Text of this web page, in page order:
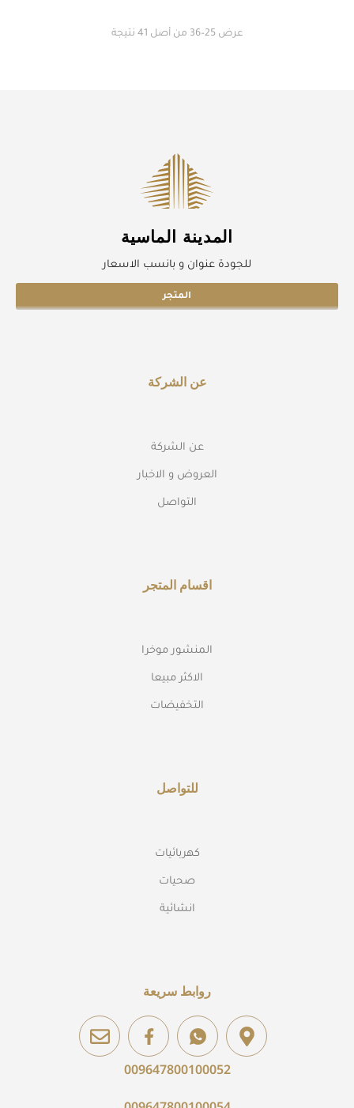
عرض 25–36 من أصل 41 نتيجة
المدينة الماسية
للجودة عنوان و بانسب الاسعار
المتجر
عن الشركة
عن الشركة
العروض و الاخبار
التواصل
اقسام المتجر
المنشور موخرا
الاكثر مبيعا
التخفيضات
للتواصل
كهربائيات
صحيات
انشائية
روابط سريعة
009647800100052